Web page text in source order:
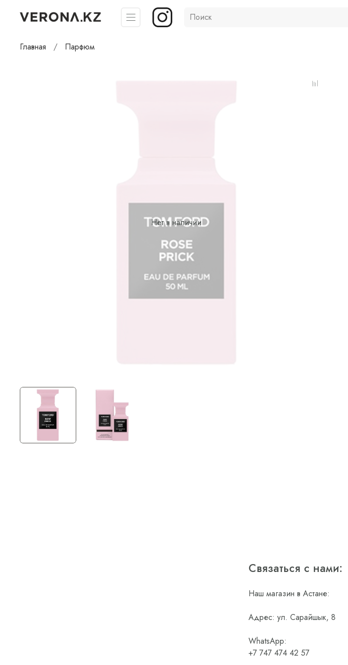
Главная Парфюм
Нет в наличии
Связаться с нами:
Наш магазин в Астане:
Адрес: ул. Сарайшык, 8
WhatsApp:
+7 747 474 42 57